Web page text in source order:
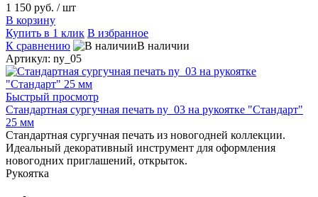
1 150 руб. / шт
В корзину
Купить в 1 клик В избранное
К сравнению
В наличии
Артикул: ny_05
Быстрый просмотр
Стандартная сургучная печать ny_03 на рукоятке "Стандарт"
25 мм
Стандартная сургучная печать из новогодней коллекции.
Идеальный декоративный инструмент для оформления
новогодних приглашений, открыток.
Рукоятка